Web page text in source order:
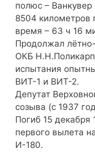
полюс –
8504 километров
время – 63 ч 16
Продолжал
ОКБ
испытания
ВИТ-1 и ВИТ-2.
Депутат
созыва (с 1937
Погиб 15 декабря
первого вылета
И-180.